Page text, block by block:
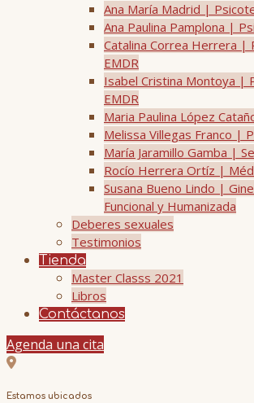
Ana María Madrid |
Ana Paulina Pamplona |
Catalina Correa Herrera |
EMDR
Isabel Cristina Montoya |
EMDR
Maria Paulina López
Melissa Villegas Franco |
María Jaramillo Gamba |
Rocío Herrera Ortíz |
Susana Bueno Lindo |
Funcional y Humanizada
Deberes sexuales
Testimonios
Tienda
Master Classs 2021
Libros
Contáctanos
Agenda una cita
Estamos ubicados